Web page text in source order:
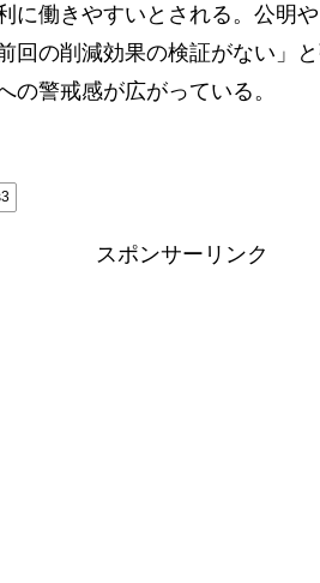
に働きやすいとされる。公明
回の削減効果の検証がない」
の警戒感が広がっている。
スポンサーリンク